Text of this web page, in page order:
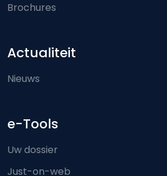
Brochures
Actualiteit
Nieuws
e-Tools
Uw dossier
Just-on-web